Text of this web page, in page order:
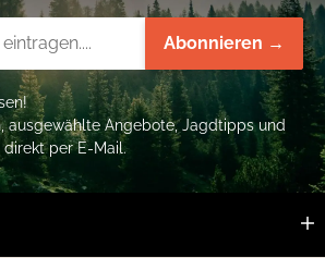
Abonnieren →
ausgewählte Angebote, Jagdtipps und
direkt per E-Mail.